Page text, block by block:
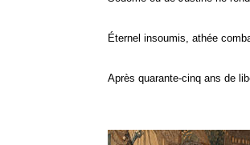
Éternel insoumis, athée
Après quarante-cinq ans de